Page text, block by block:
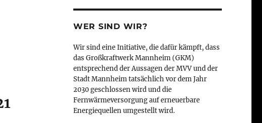
WER SIND WIR?
Wir sind eine Initiative, die dafür kämpft, dass
das Großkraftwerk Mannheim (GKM)
entsprechend der Aussagen der MVV und der
Stadt Mannheim tatsächlich vor dem Jahr
2030 geschlossen wird und die
Fernwärmeversorgung auf erneuerbare
Energiequellen umgestellt wird.